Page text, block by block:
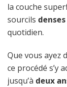
la couche
sourcils
quotidien.
Que vous ayez
ce procédé s’y
jusqu’à deux